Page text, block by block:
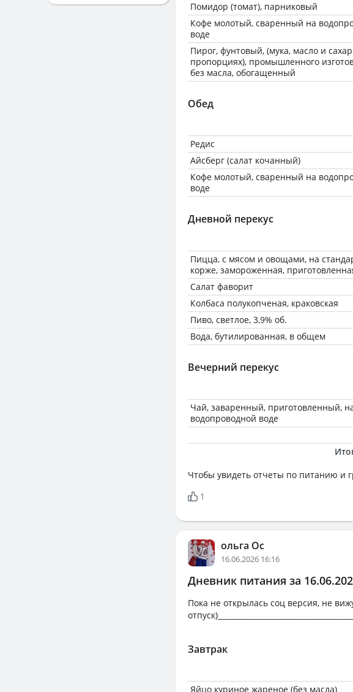
Помидор (томат), парниковый
Кофе молотый, сваренный на
воде
Пирог, фунтовый, (мука, масло и
пропорциях), промышленного
без масла, обогащенный
Обед
Редис
Айсберг (салат кочанный)
Кофе молотый, сваренный на
воде
Дневной перекус
Пицца, с мясом и овощами, на
корже, замороженная,
Салат фаворит
Колбаса полукопченая, краковская
Пиво, светлое, 3,9% об.
Вода, бутилированная, в общем
Вечерний перекус
Чай, заваренный, приготовленный,
водопроводной воде
Чтобы увидеть отчеты по питанию и
1
ольга Ос
16.06.2026 16:16
Дневник питания за
Пока не открылась соц версия, не
Завтрак
Яйцо куриное жареное (без масла)